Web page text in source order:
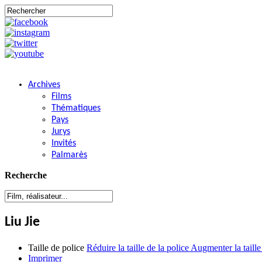
Archives
Films
Thématiques
Pays
Jurys
Invités
Palmarès
Recherche
Liu Jie
Taille de police Réduire la taille de la police Augmenter la
Imprimer